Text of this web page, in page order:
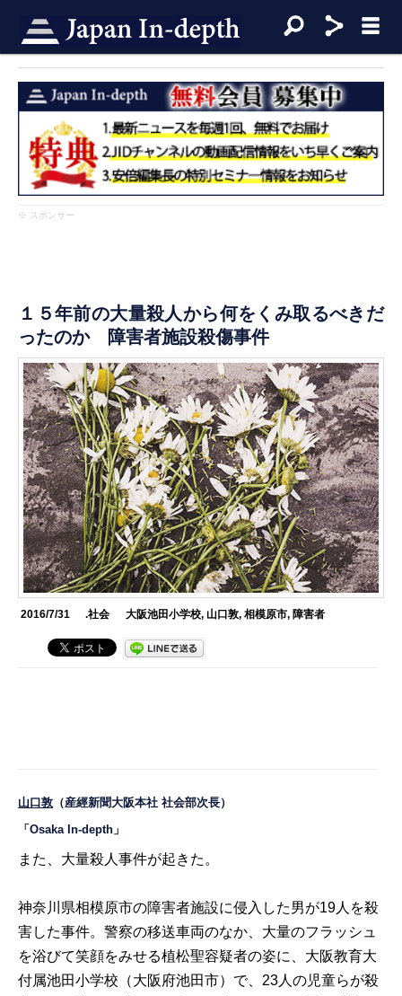
※ スポンサー
１５年前の大量殺人から何をくみ取るべきだ
ったのか 障害者施設殺傷事件
2016/7/31 .社会 大阪池田小学校, 山口敦, 相模原市, 障害者
山口敦 （産經新聞大阪本社 社会部次長）
「Osaka In-depth」
また、大量殺人事件が起きた。
神奈川県相模原市の障害者施設に侵入した男が19人を殺
害した事件。警察の移送車両のなか、大量のフラッシュ
を浴びて笑顔をみせる植松聖容疑者の姿に、大阪教育大
付属池田小学校（大阪府池田市）で、23人の児童らが殺